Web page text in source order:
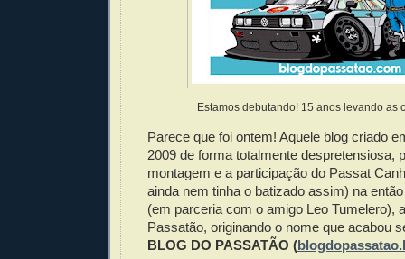
Estamos debutando! 15 anos levando as
Parece que foi ontem! Aquele blog criado
2009 de forma totalmente despretensiosa,
montagem e a participação do Passat
ainda nem tinha o batizado assim) na
(em parceria com o amigo Leo Tumelero),
Passatão, originando o nome que acabou
BLOG DO PASSATÃO (